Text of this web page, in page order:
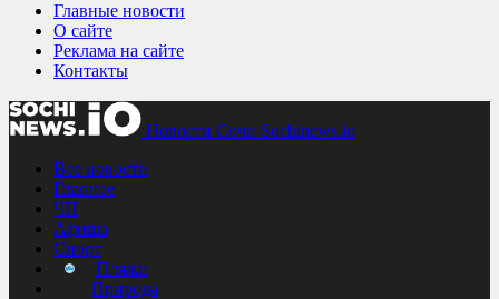
Главные новости
О сайте
Реклама на сайте
Контакты
Новости Сочи Sochinews.io
Все новости
Главное
ЧП
Афиша
Спорт
Пляжи
Природа